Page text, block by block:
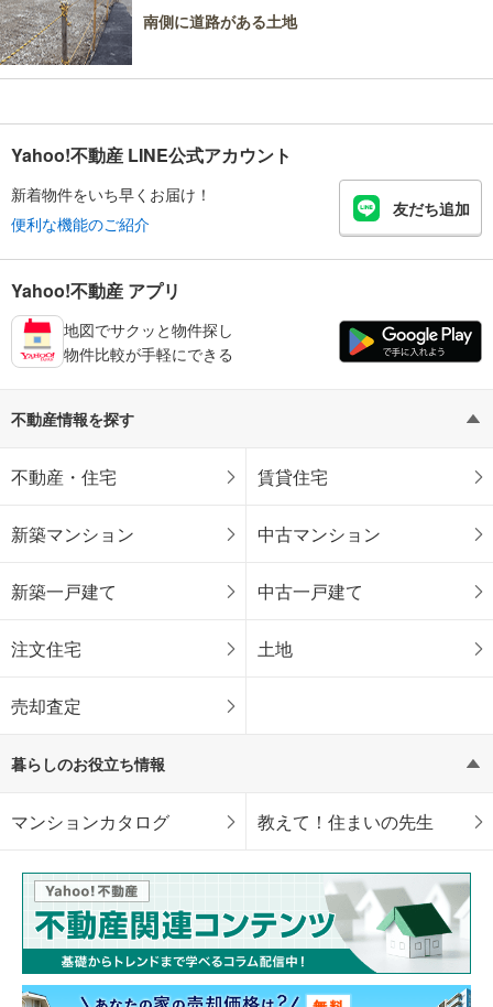
南側に道路がある土地
Yahoo!不動産 LINE公式アカウント
新着物件をいち早くお届け！
便利な機能のご紹介
友だち追加
Yahoo!不動産 アプリ
地図でサクッと物件探し
物件比較が手軽にできる
不動産情報を探す
不動産・住宅 賃貸住宅
新築マンション 中古マンション
新築一戸建て 中古一戸建て
注文住宅 土地
売却査定
暮らしのお役立ち情報
マンションカタログ 教えて！住まいの先生